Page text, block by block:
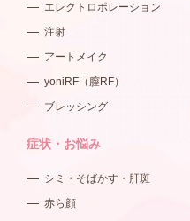
エレクトロポレーション
注射
アートメイク
yoniRF（膣RF）
ブレッシング
症状・お悩み
シミ・そばかす・肝斑
赤ら顔